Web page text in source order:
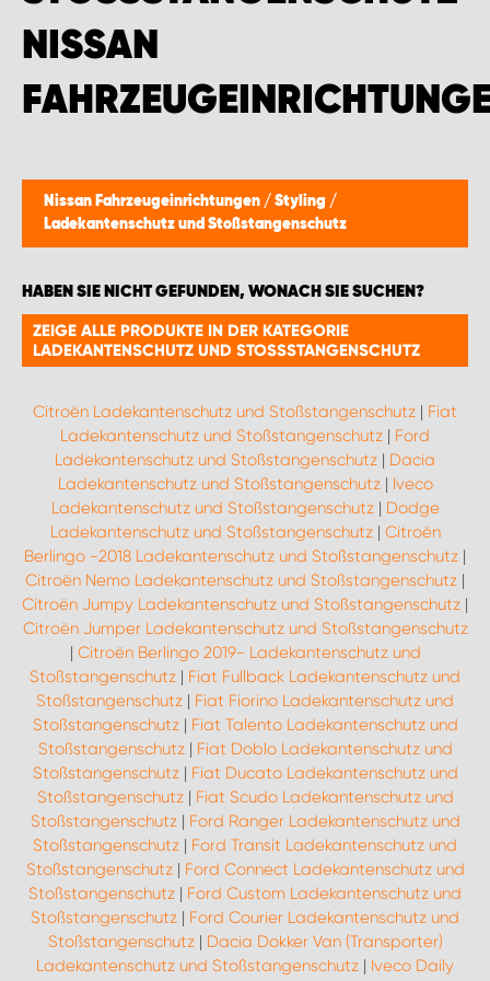
ISSAN F
Nissan Fahrzeugeinrichtungen / Styling /
Ladekantenschutz und Stoßstangenschutz
HABEN SIE NICHT GEFUNDEN, WONACH SIE SUCHEN?
ZEIGE ALLE PRODUKTE IN DER KATEGORIE
LADEKANTENSCHUTZ UND STOSSSTANGENSCHUTZ
Citroën Ladekantenschutz und Stoßstangenschutz | Fiat
Ladekantenschutz und Stoßstangenschutz | Ford
Ladekantenschutz und Stoßstangenschutz | Dacia
Ladekantenschutz und Stoßstangenschutz| Iveco
Ladekantenschutz und Stoßstangenschutz| Dodge
Ladekantenschutz und Stoßstangenschutz| Citroën
Berlingo -2018 Ladekantenschutz und Stoßstangenschutz |
Citroën Nemo Ladekantenschutz und Stoßstangenschutz |
Citroën Jumpy Ladekantenschutz und Stoßstangenschutz |
Citroën Jumper Ladekantenschutz und Stoßstangenschutz
| Citroën Berlingo 2019- Ladekantenschutz und
Stoßstangenschutz | Fiat Fullback Ladekantenschutz und
Stoßstangenschutz | Fiat Fiorino Ladekantenschutz und
Stoßstangenschutz| Fiat Talento Ladekantenschutz und
Stoßstangenschutz| Fiat Doblo Ladekantenschutz und
Stoßstangenschutz| Fiat Ducato Ladekantenschutz und
Stoßstangenschutz| Fiat Scudo Ladekantenschutz und
Stoßstangenschutz| Ford Ranger Ladekantenschutz und
Stoßstangenschutz | Ford Transit Ladekantenschutz und
Stoßstangenschutz| Ford Connect Ladekantenschutz und
Stoßstangenschutz | Ford Custom Ladekantenschutz und
Stoßstangenschutz | Ford Courier Ladekantenschutz und
Stoßstangenschutz| Dacia Dokker Van (Transporter)
Ladekantenschutz und Stoßstangenschutz | Iveco Daily
MONTAGEPARTNER WIEN 1230